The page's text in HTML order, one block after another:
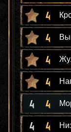
4
4
4
4
4 4
4 4